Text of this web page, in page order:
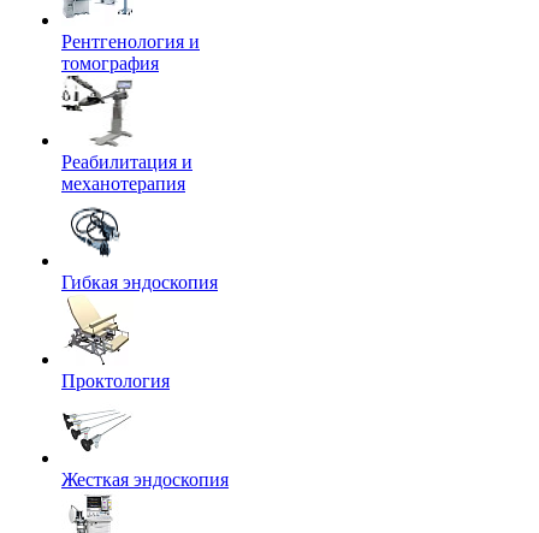
Рентгенология и
томография
Реабилитация и
механотерапия
Гибкая эндоскопия
Проктология
Жесткая эндоскопия